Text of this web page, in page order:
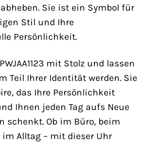
Sie ist ein Symbol für
Stil und Ihre
Persönlichkeit.
mit Stolz und lassen
Teil Ihrer Identität werden. Sie
das Ihre Persönlichkeit
Ihnen jeden Tag aufs Neue
schenkt. Ob im Büro, beim
im Alltag – mit dieser Uhr